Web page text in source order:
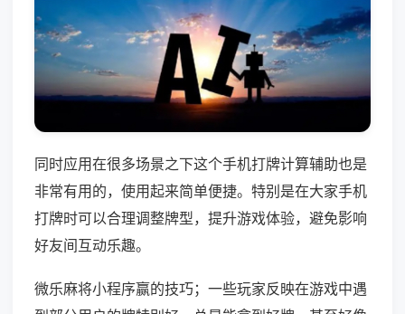
同时应用在很多场景之下这个手机打牌计算辅助也是
非常有用的，使用起来简单便捷。特别是在大家手机
打牌时可以合理调整牌型，提升游戏体验，避免影响
好友间互动乐趣。
微乐麻将小程序赢的技巧；一些玩家反映在游戏中遇